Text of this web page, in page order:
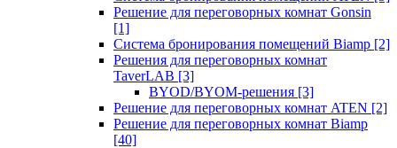
Решение для переговорных комнат Gonsin
[1]
Система бронирования помещений Biamp [2]
Решения для переговорных комнат
TaverLAB [3]
BYOD/BYOM-решения [3]
Решение для переговорных комнат ATEN [2]
Решение для переговорных комнат Biamp
[40]